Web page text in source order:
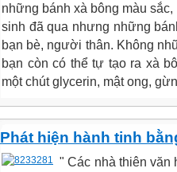
những bánh xà bông màu
sinh đã qua nhưng những
bạn bè, người thân. Không
bạn còn có thể tự tạo ra xà
một chút glycerin, mật ong,
Phát hiện hành tinh
" Các nhà thiên văn